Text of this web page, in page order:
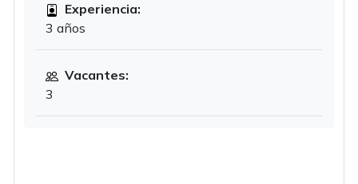
Experiencia:
3 años
Vacantes:
3